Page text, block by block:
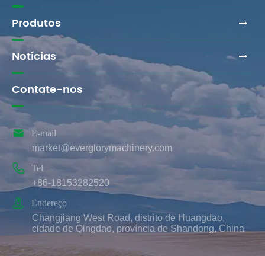
Produtos
Notícias
Contate-nos
 E-mail
market@everglorymachinery.com

Tel
+86-18153282520

Endereço
Changjiang West Road, distrito de Huangdao,
cidade de Qingdao, província de Shandong, China